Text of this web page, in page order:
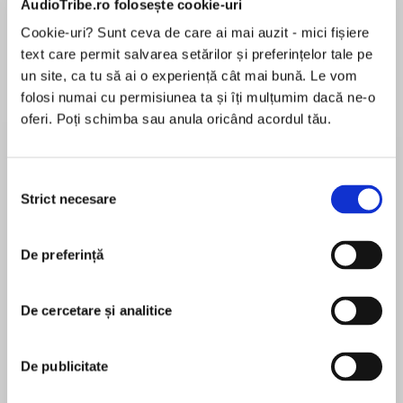
AudioTribe.ro folosește cookie-uri
Cookie-uri? Sunt ceva de care ai mai auzit - mici fișiere
text care permit salvarea setărilor și preferințelor tale pe
un site, ca tu să ai o experiență cât mai bună. Le vom
folosi numai cu permisiunea ta și îți mulțumim dacă ne-o
oferi. Poți schimba sau anula oricând acordul tău.
consimțământului
Strict necesare
De preferință
De cercetare și analitice
De publicitate
Desprecarte
Rider Sandman, having fought Napoleon in the
French wars, expected to lead the life of an
name is disgraced and he has been forced to
money he accepts the job of being the
discovers whether petitions for mercy sent by
condemned criminals should be granted. His
first case concerns a portrait painter who is due
to hang for murder in a week's time and the
pentru această carte
Bernard Cornwell was born in London, raised in